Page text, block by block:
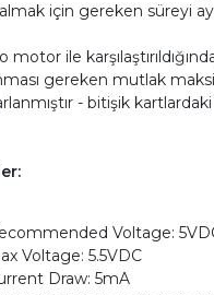
için gereken süreyi
motor ile
gereken mutlak
- bitişik
Voltage:
Voltage: 5.5VDC
Draw: 5mA